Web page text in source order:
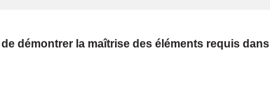
démontrer la maîtrise des éléments requis dans